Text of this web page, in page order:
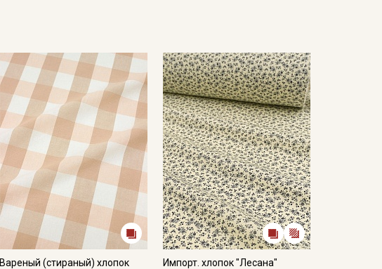
Вареный (стираный) хлопок
Импорт. хлопок "Лесана"